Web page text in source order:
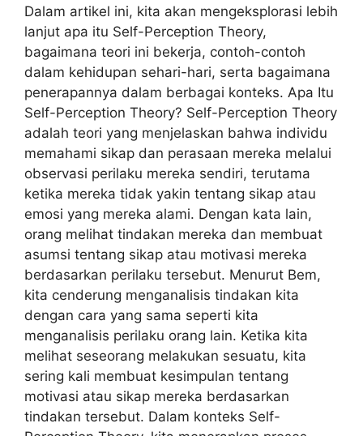
Dalam artikel ini, kita akan mengeksplorasi lebih
lanjut apa itu Self-Perception Theory,
bagaimana teori ini bekerja, contoh-contoh
dalam kehidupan sehari-hari, serta bagaimana
penerapannya dalam berbagai konteks. Apa Itu
Self-Perception Theory? Self-Perception Theory
adalah teori yang menjelaskan bahwa individu
memahami sikap dan perasaan mereka melalui
observasi perilaku mereka sendiri, terutama
ketika mereka tidak yakin tentang sikap atau
emosi yang mereka alami. Dengan kata lain,
orang melihat tindakan mereka dan membuat
asumsi tentang sikap atau motivasi mereka
berdasarkan perilaku tersebut. Menurut Bem,
kita cenderung menganalisis tindakan kita
dengan cara yang sama seperti kita
menganalisis perilaku orang lain. Ketika kita
melihat seseorang melakukan sesuatu, kita
sering kali membuat kesimpulan tentang
motivasi atau sikap mereka berdasarkan
tindakan tersebut. Dalam konteks Self-